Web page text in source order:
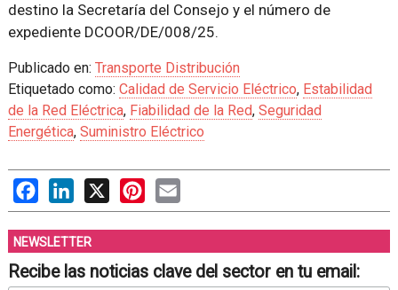
destino la Secretaría del Consejo y el número de
expediente DCOOR/DE/008/25.
Publicado en: Transporte Distribución
Etiquetado como: Calidad de Servicio Eléctrico, Estabilidad
de la Red Eléctrica, Fiabilidad de la Red, Seguridad
Energética, Suministro Eléctrico
FacebookLinkedIn
X PinterestEmail
NEWSLETTER
Recibe las noticias clave del sector en tu email: